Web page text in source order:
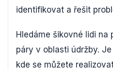
identifikovat a řešit
Hledáme šikovné lidi na
páry v oblasti údržby.
kde se můžete